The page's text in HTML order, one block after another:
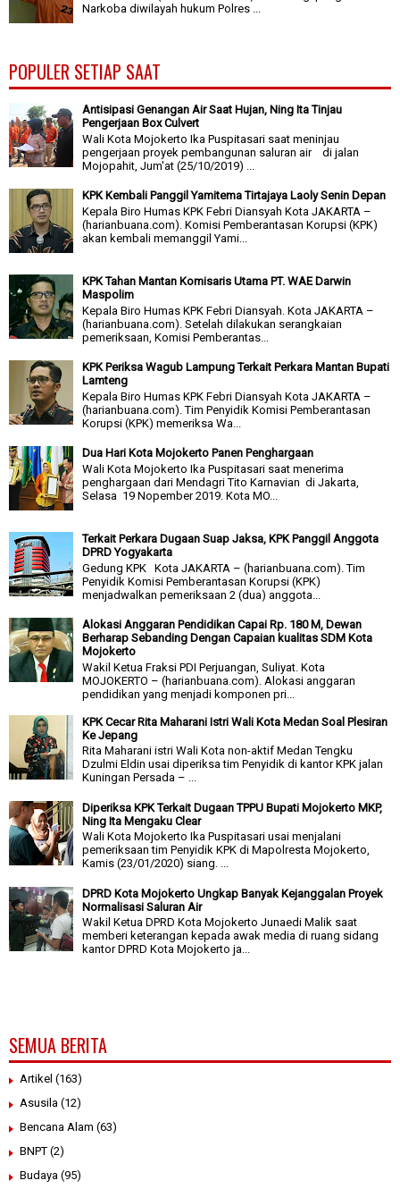
Narkoba diwilayah hukum Polres ...
POPULER SETIAP SAAT
Antisipasi Genangan Air Saat Hujan, Ning Ita Tinjau
Pengerjaan Box Culvert
Wali Kota Mojokerto Ika Puspitasari saat meninjau
pengerjaan proyek pembangunan saluran air di jalan
Mojopahit, Jum'at (25/10/2019) ...
KPK Kembali Panggil Yamitema Tirtajaya Laoly Senin Depan
Kepala Biro Humas KPK Febri Diansyah Kota JAKARTA –
(harianbuana.com). Komisi Pemberantasan Korupsi (KPK)
akan kembali memanggil Yami...
KPK Tahan Mantan Komisaris Utama PT. WAE Darwin
Maspolim
Kepala Biro Humas KPK Febri Diansyah. Kota JAKARTA –
(harianbuana.com). Setelah dilakukan serangkaian
pemeriksaan, Komisi Pemberantas...
KPK Periksa Wagub Lampung Terkait Perkara Mantan Bupati
Lamteng
Kepala Biro Humas KPK Febri Diansyah Kota JAKARTA –
(harianbuana.com). Tim Penyidik Komisi Pemberantasan
Korupsi (KPK) memeriksa Wa...
Dua Hari Kota Mojokerto Panen Penghargaan
Wali Kota Mojokerto Ika Puspitasari saat menerima
penghargaan dari Mendagri Tito Karnavian di Jakarta,
Selasa 19 Nopember 2019. Kota MO...
Terkait Perkara Dugaan Suap Jaksa, KPK Panggil Anggota
DPRD Yogyakarta
Gedung KPK Kota JAKARTA – (harianbuana.com). Tim
Penyidik Komisi Pemberantasan Korupsi (KPK)
menjadwalkan pemeriksaan 2 (dua) anggota...
Alokasi Anggaran Pendidikan Capai Rp. 180 M, Dewan
Berharap Sebanding Dengan Capaian kualitas SDM Kota
Mojokerto
Wakil Ketua Fraksi PDI Perjuangan, Suliyat. Kota
MOJOKERTO – (harianbuana.com). Alokasi anggaran
pendidikan yang menjadi komponen pri...
KPK Cecar Rita Maharani Istri Wali Kota Medan Soal Plesiran
Ke Jepang
Rita Maharani istri Wali Kota non-aktif Medan Tengku
Dzulmi Eldin usai diperiksa tim Penyidik di kantor KPK jalan
Kuningan Persada – ...
Diperiksa KPK Terkait Dugaan TPPU Bupati Mojokerto MKP,
Ning Ita Mengaku Clear
Wali Kota Mojokerto Ika Puspitasari usai menjalani
pemeriksaan tim Penyidik KPK di Mapolresta Mojokerto,
Kamis (23/01/2020) siang. ...
DPRD Kota Mojokerto Ungkap Banyak Kejanggalan Proyek
Normalisasi Saluran Air
Wakil Ketua DPRD Kota Mojokerto Junaedi Malik saat
memberi keterangan kepada awak media di ruang sidang
kantor DPRD Kota Mojokerto ja...
SEMUA BERITA
Artikel (163)
Asusila (12)
Bencana Alam (63)
BNPT (2)
Budaya (95)